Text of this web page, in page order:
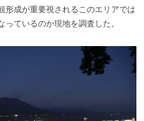
形成が重要視されるこのエリアでは
っているのか現地を調査した。